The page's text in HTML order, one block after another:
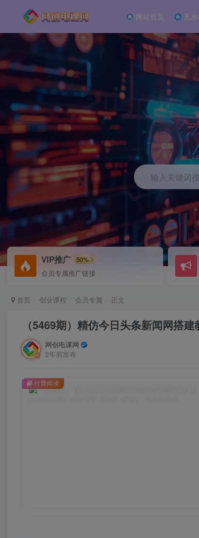
网站首页 无
输入关键词
VIP推广 50%
会员专属推广链接
首页 创业课程 会员专属 正文
（5469期）精仿今日头条新闻网搭
网创电课网
2年前发布
付费阅读